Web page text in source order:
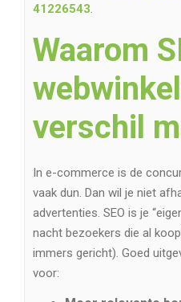
41226543.
Waarom
verschil
In e-commerce is de
vaak dun. Dan wil je niet
advertenties. SEO is je
nacht bezoekers die al
immers gericht). Goed
voor: